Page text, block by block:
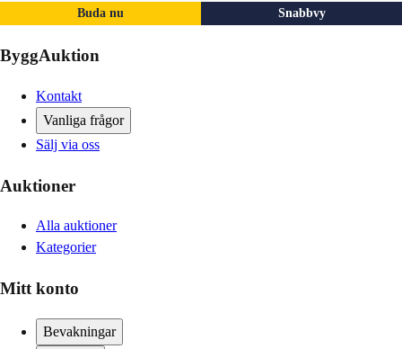
Buda nu Snabbvy
ByggAuktion
Kontakt
Vanliga frågor
Sälj via oss
Auktioner
Alla auktioner
Kategorier
Mitt konto
Bevakningar